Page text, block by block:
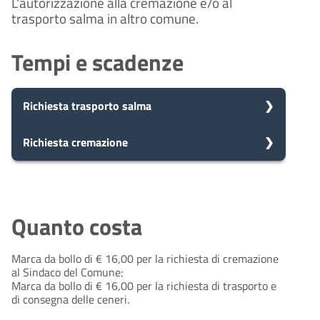
trasporto salma in altro comune.
Tempi e scadenze
Richiesta trasporto salma
5
giorni
Presa in carico
Dopo aver presentato la tua
10
giorni
Eventuale richiesta di
integrazioni
Durante l'istruttoria, potrebbero
Richiesta cremazione
procedimento e prenderà in carico
la tua domanda in 5 giorni.
10 Eventuale richiesta di
Quanto costa
Marca da bollo di € 16,00 per la richiesta di cremazione
al Sindaco del Comune;
Marca da bollo di € 16,00 per la richiesta di trasporto e
di consegna delle ceneri.